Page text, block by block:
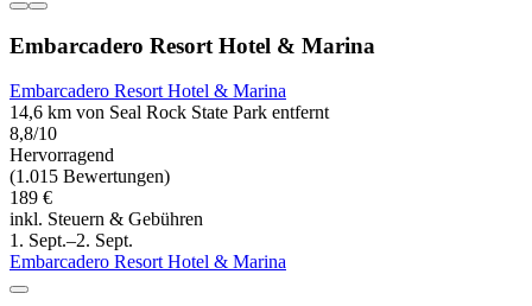
Embarcadero Resort Hotel & Marina
Embarcadero Resort Hotel & Marina
14,6 km von Seal Rock State Park entfernt
8,8/10
Hervorragend
(1.015 Bewertungen)
189 €
inkl. Steuern & Gebühren
1. Sept.–2. Sept.
Embarcadero Resort Hotel & Marina